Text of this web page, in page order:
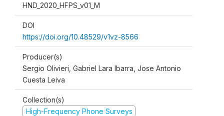
HND_2020_HFPS_v01_M
DOI
https://doi.org/10.48529/v1vz-8566
Producer(s)
Sergio Olivieri, Gabriel Lara Ibarra, Jose Antonio
Cuesta Leiva
Collection(s)
High-Frequency Phone Surveys